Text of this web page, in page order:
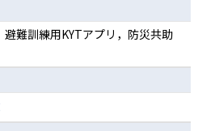
難訓練用KYTアプリ，防災共助